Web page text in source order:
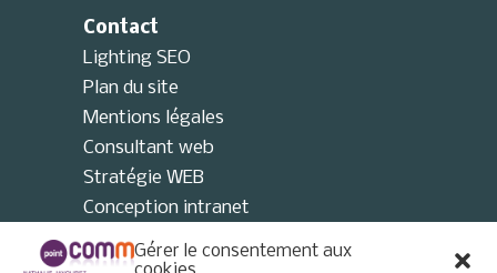
Gérer le consentement aux
Contact
Lighting SEO
Plan du site
Mentions légales
Consultant web
Stratégie WEB
Conception intranet
Consultant collectivités locales
AMO